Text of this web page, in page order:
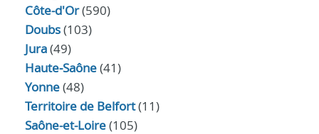
Côte-d'Or(590)
Doubs(103)
Jura(49)
Haute‑Saône(41)
Yonne(48)
Territoire de Belfort(11)
Saône-et-Loire(105)